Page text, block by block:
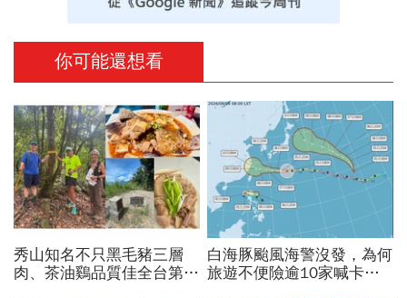
你可能還想看
秀山知名不只黑毛豬三層
肉、茶油鷄品質佳全台第
白海豚颱風海警沒發，為何
旅遊不便險逾10家喊卡不